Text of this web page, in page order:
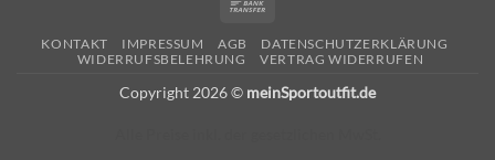
KONTAKT IMPRESSUM AGB
DATENSCHUTZERKLÄRUNG
WIDERRUFSBELEHRUNG
VERTRAG WIDERRUFEN
Copyright 2026 © meinSportoutfit.de